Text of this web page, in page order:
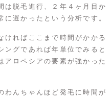
は脱毛進行、２年４ヶ月目か
遅かったという分析です。
ければここまで時間がかかる
ングであれば年単位でみると
アロペシアの要素が強かった
わんちゃんほど発毛に時間が